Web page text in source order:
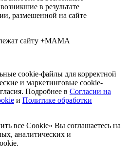
в результате
размешенной на сайте
сайту +МАМА
cookie-файлы для корректной
и маркетинговые cookie-
Подробнее в Согласии на
и Политике обработки
все Cookie» Вы соглашаетесь на
аналитических и